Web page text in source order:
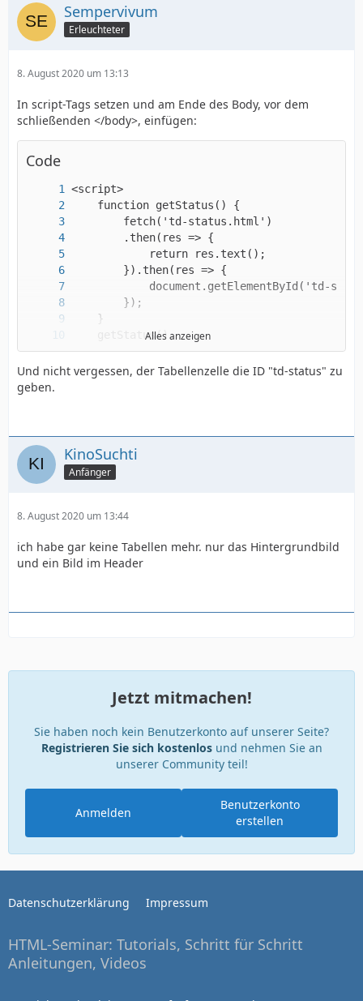
Sempervivum
Erleuchteter
8. August 2020 um 13:13
In script-Tags setzen und am Ende des Body, vor dem
schließenden </body>, einfügen:
Code
Alles anzeigen
Und nicht vergessen, der Tabellenzelle die ID "td-status" zu
geben.
KinoSuchti
Anfänger
8. August 2020 um 13:44
ich habe gar keine Tabellen mehr. nur das Hintergrundbild
und ein Bild im Header
Jetzt mitmachen!
Sie haben noch kein Benutzerkonto auf unserer Seite?
Registrieren Sie sich kostenlosund nehmen Sie an
unserer Community teil!
Benutzerkonto
erstellen
Anmelden
Datenschutzerklärung Impressum
HTML-Seminar: Tutorials, Schritt für Schritt
Anleitungen, Videos